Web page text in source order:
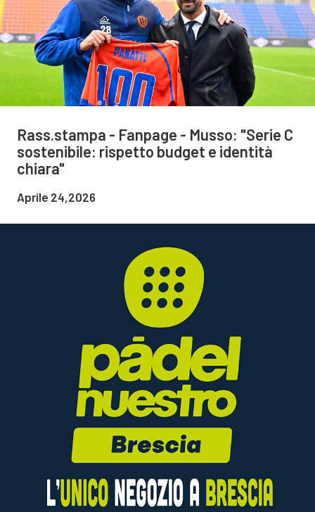
Rass.stampa - Fanpage - Musso: "Serie C
sostenibile: rispetto budget e identità
chiara"
Aprile 24,2026